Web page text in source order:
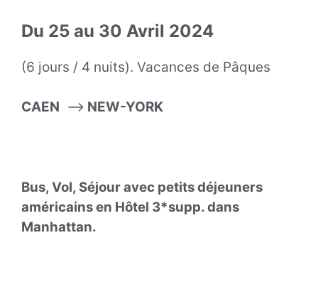
Du 25 au 30 Avril 2024
(6 jours / 4 nuits). Vacances de Pâques
CAEN ——> NEW-YORK
Bus, Vol, Séjour avec petits déjeuners
américains en Hôtel 3*supp. dans
Manhattan.